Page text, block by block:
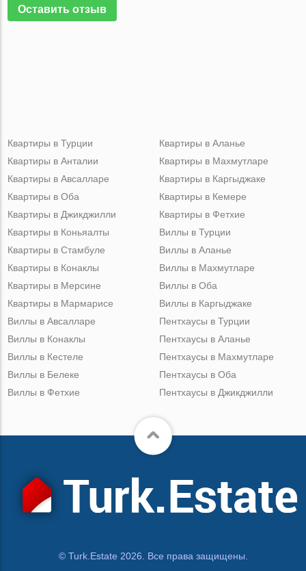
Оставить отзыв
Квартиры в Турции
Квартиры в Анталии
Квартиры в Авсалларе
Квартиры в Оба
Квартиры в Джикджилли
Квартиры в Аланье
Квартиры в Махмутларе
Квартиры в Каргыджаке
Квартиры в Кемере
Квартиры в Фетхие
Квартиры в Коньяалты
Квартиры в Стамбуле
Квартиры в Конаклы
Квартиры в Мерсине
Квартиры в Мармарисе
Виллы в Турции
Виллы в Аланье
Виллы в Махмутларе
Виллы в Оба
Виллы в Каргыджаке
Виллы в Авсалларе
Виллы в Конаклы
Виллы в Кестеле
Виллы в Белеке
Виллы в Фетхие
Пентхаусы в Турции
Пентхаусы в Аланье
Пентхаусы в Махмутларе
Пентхаусы в Оба
Пентхаусы в Джикджилли
© Turk.Estate 2026. Все права защищены.